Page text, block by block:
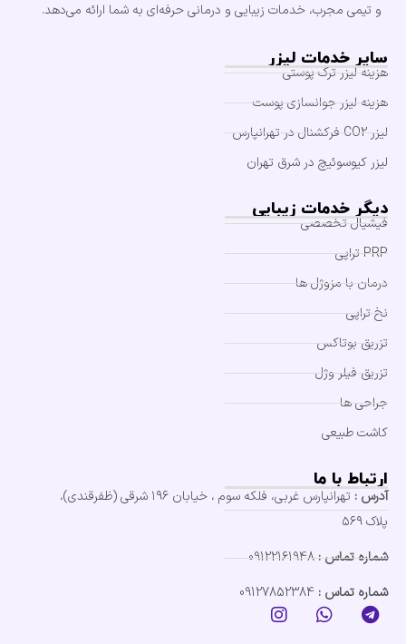
و تیمی مجرب، خدمات زیبایی و درمانی حرفه‌ای به شما ارائه می‌دهد.
سایر خدمات لیزر
هزینه لیزر ترک پوستی
هزینه لیزر جوانسازی پوست
لیزر CO2 فرکشنال در تهرانپارس
لیزر کیوسوئیچ در شرق تهران
دیگر خدمات زیبایی
فیشیال تخصصی
PRP تراپی
درمان با مزوژل ها
نخ تراپی
تزریق بوتاکس
تزریق فیلر وژل
جراحی ها
کاشت طبیعی
ارتباط با ما
آدرس :
تهرانپارس غربی، فلکه سوم ، خیابان ۱۹۶ شرقی (ظفرقندی)،
پلاک ۵۶۹
شماره تماس :09122161948
شماره تماس :